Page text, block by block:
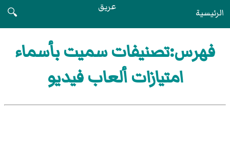
الرئيسية عريق
🔍
فهرس:تصنيفات سميت بأسماء
امتيازات ألعاب فيديو